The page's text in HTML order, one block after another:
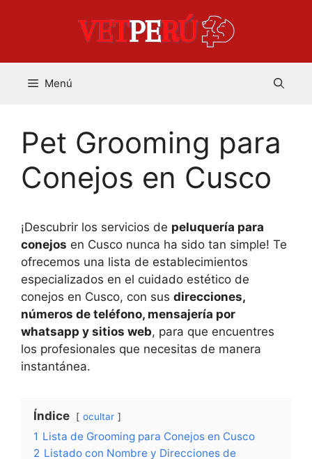
Menú
Pet Grooming para
Conejos en Cusco
¡Descubrir los servicios de peluquería para
conejos en Cusco nunca ha sido tan simple! Te
ofrecemos una lista de establecimientos
especializados en el cuidado estético de
conejos en Cusco, con sus direcciones,
números de teléfono, mensajería por
whatsapp y sitios web, para que encuentres
los profesionales que necesitas de manera
instantánea.
Índice ocultar
1 Lista de Grooming para Conejos en Cusco
2 Listado con Nombre y Direcciones de